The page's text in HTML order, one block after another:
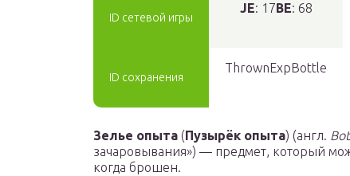
ID сетевой игры
JE: 17BE: 68
ID сохранения
ThrownExpBottle
Зелье опыта (Пузырёк опыта) (англ.
зачаровывания») — предмет, который
когда брошен.